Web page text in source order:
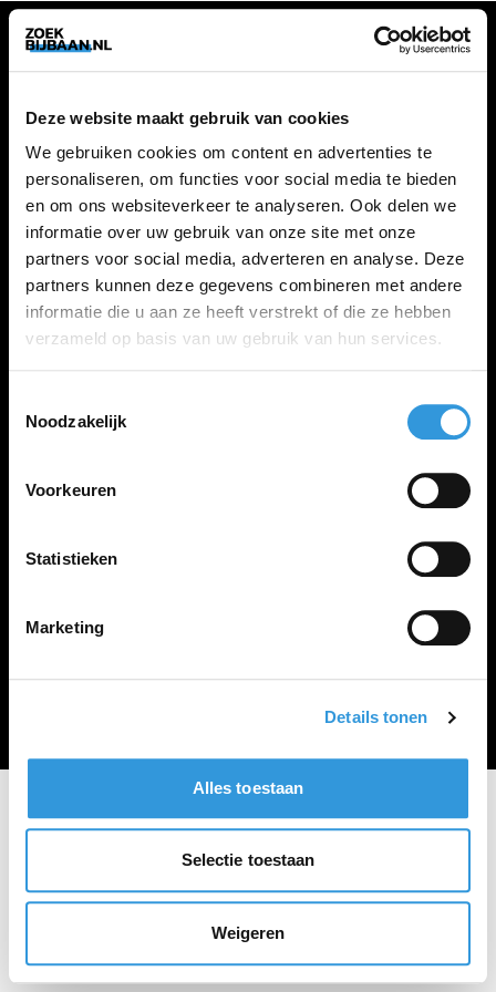
Deze website maakt gebruik van cookies
We gebruiken cookies om content en advertenties te
personaliseren, om functies voor social media te bieden
en om ons websiteverkeer te analyseren. Ook delen we
informatie over uw gebruik van onze site met onze
partners voor social media, adverteren en analyse. Deze
partners kunnen deze gegevens combineren met andere
informatie die u aan ze heeft verstrekt of die ze hebben
verzameld op basis van uw gebruik van hun services.
Noodzakelijk
Voorkeuren
Statistieken
Marketing
Details tonen
Alles toestaan
Selectie toestaan
Weigeren
ZOEKBIJBAAN
FAQ
Kennis maken met MELON
VACATURES
Alle vacatures